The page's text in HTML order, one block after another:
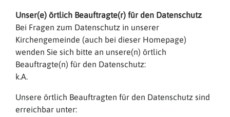
Unser(e) örtlich Beauftragte(r) für den Datenschutz
Bei Fragen zum Datenschutz in unserer
Kirchengemeinde (auch bei dieser Homepage)
wenden Sie sich bitte an unsere(n) örtlich
Beauftragte(n) für den Datenschutz:
k.A.
Unsere örtlich Beauftragten für den Datenschutz sind
erreichbar unter: